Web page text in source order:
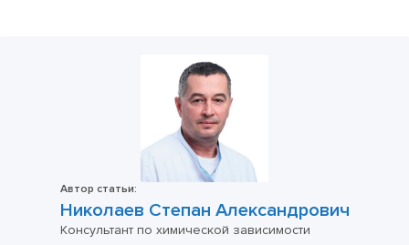
Автор статьи:
Николаев Степан Александрович
Консультант по химической зависимости